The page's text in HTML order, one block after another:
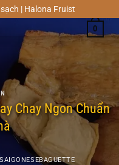
| Halona Fruist
0
Chay Ngon Chuẩn
SAIGONESEBAGUETTE